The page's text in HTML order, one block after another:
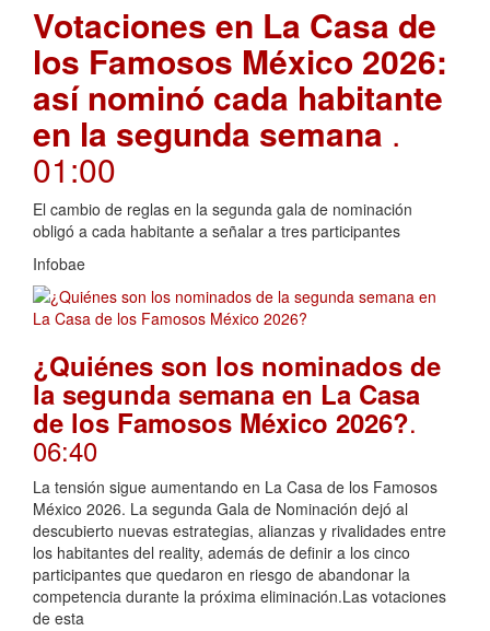
Votaciones en La Casa de
los Famosos México 2026:
así nominó cada habitante
en la segunda semana .
01:00
El cambio de reglas en la segunda gala de nominación
obligó a cada habitante a señalar a tres participantes
Infobae
¿Quiénes son los nominados de
la segunda semana en La Casa
de los Famosos México 2026?.
06:40
La tensión sigue aumentando en La Casa de los Famosos
México 2026. La segunda Gala de Nominación dejó al
descubierto nuevas estrategias, alianzas y rivalidades entre
los habitantes del reality, además de definir a los cinco
participantes que quedaron en riesgo de abandonar la
competencia durante la próxima eliminación.Las votaciones
de esta